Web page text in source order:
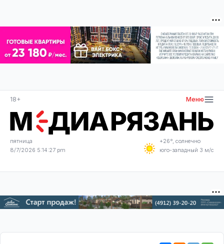
18+ Меню
пятница
8/7/2026 5:14:27 pm
+26°, солнечно
юго-западный 3 м/с